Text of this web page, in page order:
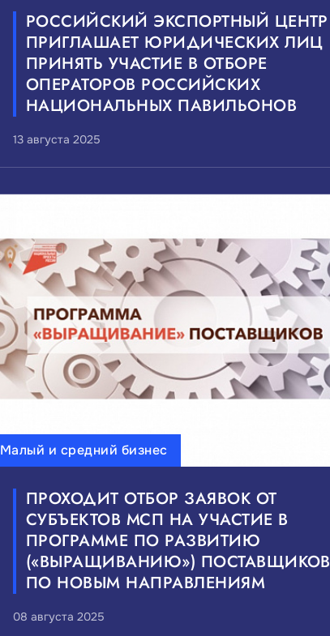
РОССИЙСКИЙ ЭКСПОРТНЫЙ ЦЕНТР
ПРИГЛАШАЕТ ЮРИДИЧЕСКИХ ЛИЦ
ПРИНЯТЬ УЧАСТИЕ В ОТБОРЕ
ОПЕРАТОРОВ РОССИЙСКИХ
НАЦИОНАЛЬНЫХ ПАВИЛЬОНОВ
13 августа 2025
Малый и средний бизнес
ПРОХОДИТ ОТБОР ЗАЯВОК ОТ
СУБЪЕКТОВ МСП НА УЧАСТИЕ В
ПРОГРАММЕ ПО РАЗВИТИЮ
(«ВЫРАЩИВАНИЮ») ПОСТАВЩИКОВ
ПО НОВЫМ НАПРАВЛЕНИЯМ
08 августа 2025